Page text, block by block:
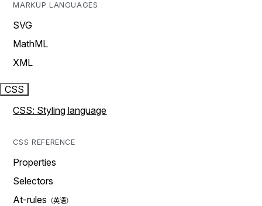
MARKUP LANGUAGES
SVG
MathML
XML
CSS
CSS: Styling language
CSS REFERENCE
Properties
Selectors
At-rules